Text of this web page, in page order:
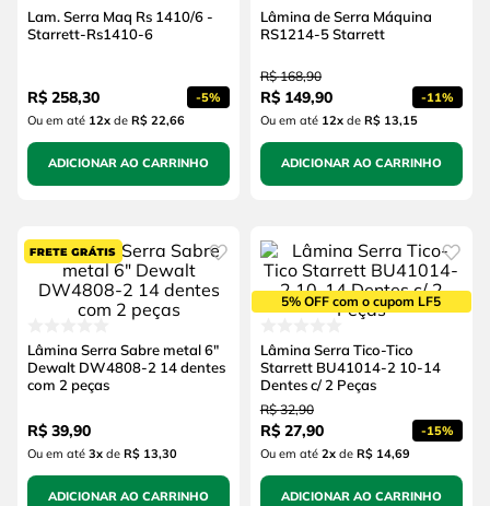
Lam. Serra Maq Rs 1410/6 -
Starrett-Rs1410-6
R$ 258,30 -5%
Ou em até 12xde R$ 22,66
ADICIONAR AO CARRINHO
Lâmina de Serra Máquina
RS1214-5 Starrett
R$ 168,90
R$ 149,90 -11%
Ou em até 12xde R$ 13,15
ADICIONAR AO CARRINHO
Lâmina Serra Sabre metal 6"
Dewalt DW4808-2 14 dentes
com 2 peças
R$ 39,90
Ou em até 3xde R$ 13,30
ADICIONAR AO CARRINHO
5% OFF com o cupom LF5
Lâmina Serra Tico-Tico
Starrett BU41014-2 10-14
Dentes c/ 2 Peças
R$ 32,90
R$ 27,90 -15%
Ou em até 2xde R$ 14,69
ADICIONAR AO CARRINHO